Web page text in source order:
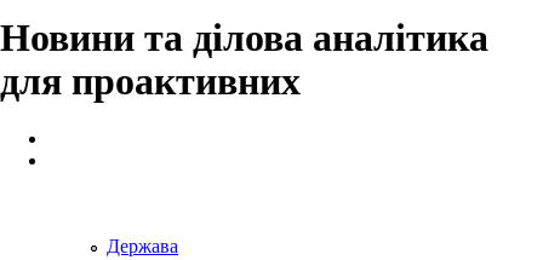
Новини та ділова аналітика
для проактивних
Держава